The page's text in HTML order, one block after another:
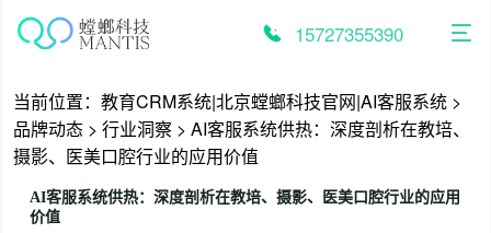
15727355390
当前位置： 教育CRM系统|北京螳螂科技官网|AI客服系统 >
品牌动态 > 行业洞察 > AI客服系统供热：深度剖析在教培、
摄影、医美口腔行业的应用价值
AI客服系统供热：深度剖析在教培、摄影、医美口腔行业的应用
价值